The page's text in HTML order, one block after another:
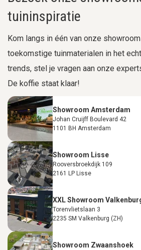
tuininspiratie
Kom langs in één van onze
toekomstige tuinmaterialen in het
trends, stel je vragen aan onze
De koffie staat klaar!
Showroom Amsterdam
Johan Cruijff Boulevard 42
1101 BH Amsterdam
Showroom Lisse
Rooversbroekdijk 109
2161 LP Lisse
XXL Showroom
Torenvlietslaan 3
2235 SM Valkenburg (ZH)
Showroom Zwaanshoek